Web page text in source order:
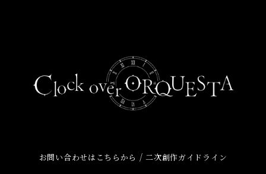
お問い合わせはこちらから /二次創作ガイドライン